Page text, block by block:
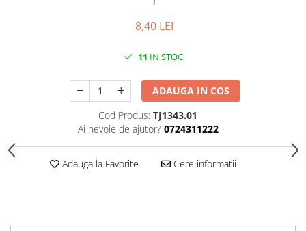
8,40 LEI
11 IN STOC
ADAUGA IN COS
Cod Produs: TJ1343.01
Ai nevoie de ajutor? 0724311222
Adauga la Favorite Cere informatii